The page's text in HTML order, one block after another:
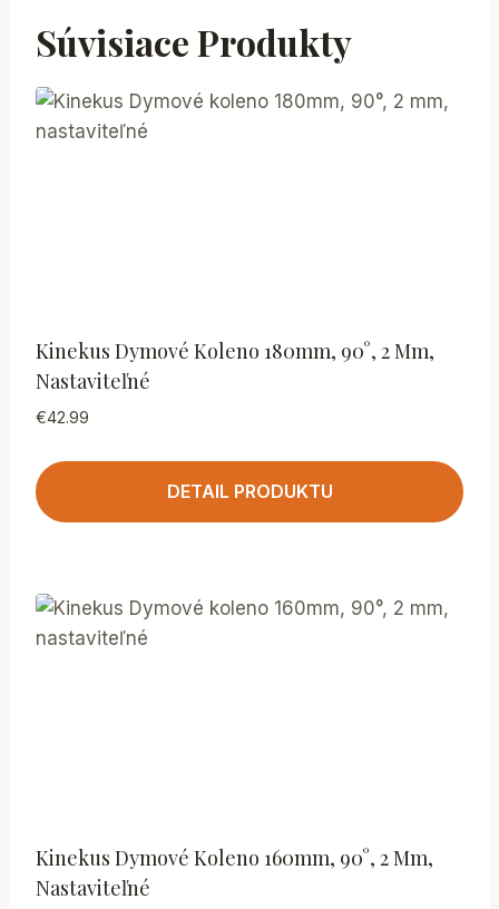
Súvisiace Produkty
Kinekus Dymové Koleno 180mm, 90°, 2 Mm,
Nastaviteľné
€42.99
DETAIL PRODUKTU
Kinekus Dymové Koleno 160mm, 90°, 2 Mm,
Nastaviteľné